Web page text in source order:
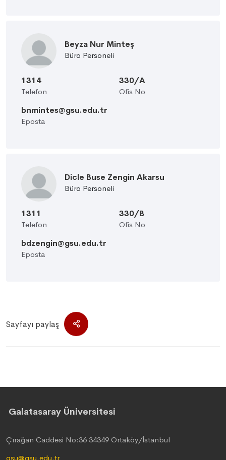
Beyza Nur Minteş
Büro Personeli
1314
Telefon
330/A
Ofis No
bnmintes@gsu.edu.tr
Eposta
Dicle Buse Zengin Akarsu
Büro Personeli
1311
Telefon
330/B
Ofis No
bdzengin@gsu.edu.tr
Eposta
Sayfayı paylaş
Galatasaray Üniversitesi
Çırağan Caddesi No:36 34349 Ortaköy/İstanbul
gsu@gsu.edu.tr